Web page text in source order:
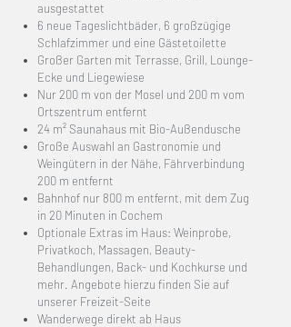
ausgestattet
6 neue Tageslichtbäder, 6 großzügige
Schlafzimmer und eine Gästetoilette
Großer Garten mit Terrasse, Grill, Lounge-
Ecke und Liegewiese
Nur 200 m von der Mosel und 200 m vom
Ortszentrum entfernt
24 m² Saunahaus mit Bio-Außendusche
Große Auswahl an Gastronomie und
Weingütern in der Nähe, Fährverbindung
200 m entfernt
Bahnhof nur 800 m entfernt, mit dem Zug
in 20 Minuten in Cochem
Optionale Extras im Haus: Weinprobe,
Privatkoch, Massagen, Beauty-
Behandlungen, Back- und Kochkurse und
mehr. Angebote hierzu finden Sie auf
unserer Freizeit-Seite
Wanderwege direkt ab Haus